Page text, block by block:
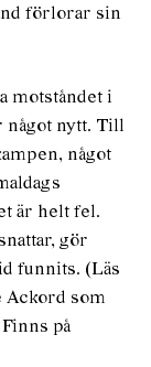
förlorar sin
motståndet i
något nytt. Till
något
är helt fel.
gör
funnits. (Läs
Ackord som
på